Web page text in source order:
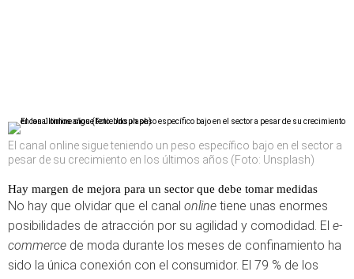
El canal online sigue teniendo un peso específico bajo en el sector a
pesar de su crecimiento en los últimos años (Foto: Unsplash)
Hay margen de mejora para un sector que debe tomar medidas
No hay que olvidar que el canal online tiene unas enormes
posibilidades de atracción por su agilidad y comodidad. El e-
commerce de moda durante los meses de confinamiento ha
sido la única conexión con el consumidor. El 79 % de los